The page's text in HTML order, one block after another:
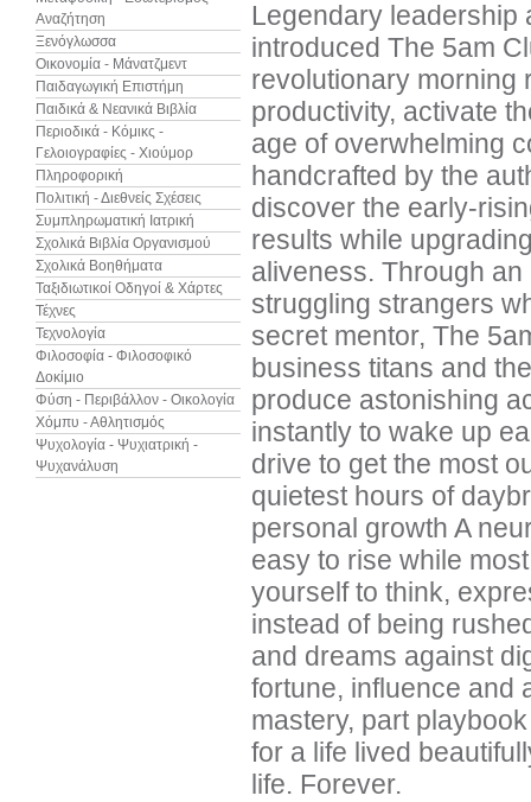
Αναζήτηση
Ξενόγλωσσα
Οικονομία - Μάνατζμεντ
Παιδαγωγική Επιστήμη
Παιδικά & Νεανικά Βιβλία
Περιοδικά - Κόμικς -
Γελοιογραφίες - Χιούμορ
Πληροφορική
Πολιτική - Διεθνείς Σχέσεις
Συμπληρωματική Ιατρική
Σχολικά Βιβλία Οργανισμού
Σχολικά Βοηθήματα
Ταξιδιωτικοί Οδηγοί & Χάρτες
Τέχνες
Τεχνολογία
Φιλοσοφία - Φιλοσοφικό
Δοκίμιο
Φύση - Περιβάλλον - Οικολογία
Χόμπυ - Αθλητισμός
Ψυχολογία - Ψυχιατρική -
Ψυχανάλυση
Legendary leadership
introduced The 5am
revolutionary morning
productivity, activate
age of overwhelming
handcrafted by the
discover the early-
results while
aliveness. Through
struggling strangers
secret mentor, The
business titans and
produce astonishing
instantly to wake up
drive to get the most
quietest hours of
personal growth A
easy to rise while
yourself to think,
instead of being
and dreams against
fortune, influence and
mastery, part
for a life lived
life. Forever.